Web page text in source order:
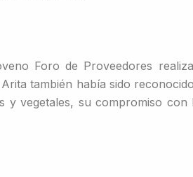
Foro de Proveedores
también había sido
y vegetales, su compromiso